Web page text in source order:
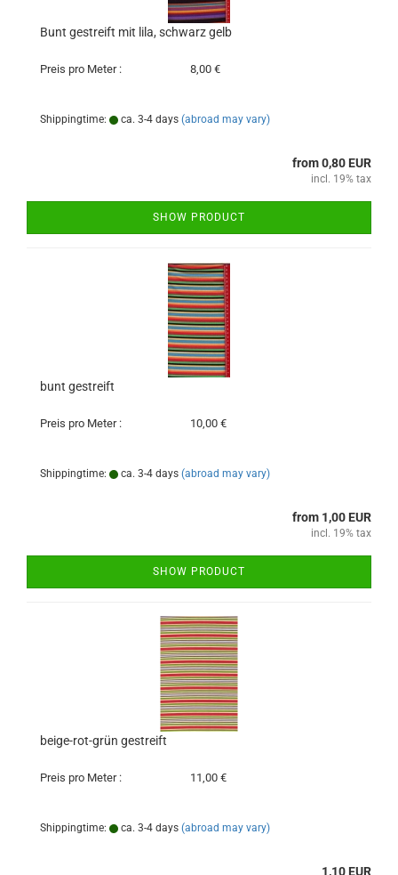
Bunt gestreift mit lila, schwarz gelb
Preis pro Meter : 8,00 €
Shippingtime: ca. 3-4 days (abroad may vary)
from 0,80 EUR
incl. 19% tax
SHOW PRODUCT
bunt gestreift
Preis pro Meter : 10,00 €
Shippingtime: ca. 3-4 days (abroad may vary)
from 1,00 EUR
incl. 19% tax
SHOW PRODUCT
beige-rot-grün gestreift
Preis pro Meter : 11,00 €
Shippingtime: ca. 3-4 days (abroad may vary)
1,10 EUR